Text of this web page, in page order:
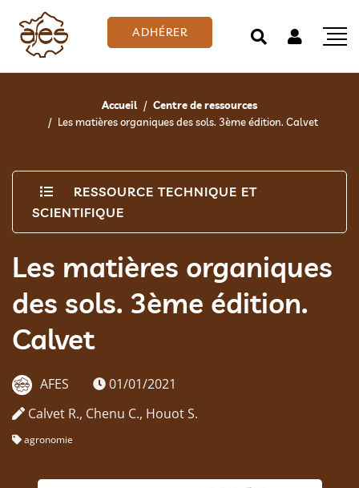
ADHÉRER
Accueil
Centre de ressources
Les matières organiques des sols. 3ème édition. Calvet
RESSOURCE TECHNIQUE ET
SCIENTIFIQUE
Les matières organiques
des sols. 3ème édition.
Calvet
AFES
01/01/2021
Calvet R., Chenu C., Houot S.
agronomie